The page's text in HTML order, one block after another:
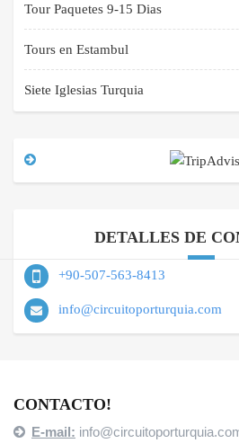
Tour Paquetes 9-15 Dias
Tours en Estambul
Siete Iglesias Turquia
DETALLES DE
+90-507-563-8413
info@circuitoporturquia.com
CONTACTO!
E-mail: